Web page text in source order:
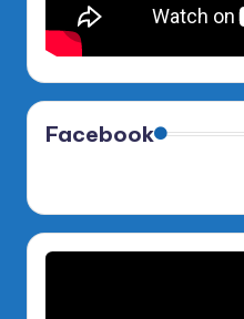
Facebook